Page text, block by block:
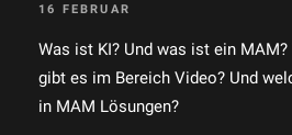
16 FEBRUAR
Was ist KI? Und was ist ein
gibt es im Bereich Video? Und
in MAM Lösungen?